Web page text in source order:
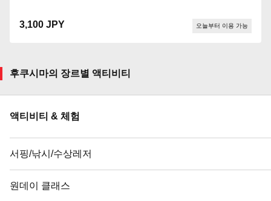
3,100 JPY 오늘부터 이용 가능
후쿠시마의 장르별 액티비티
액티비티 & 체험
서핑/낚시/수상레저
원데이 클래스